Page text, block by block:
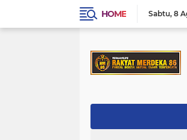
HOME Sabtu 8